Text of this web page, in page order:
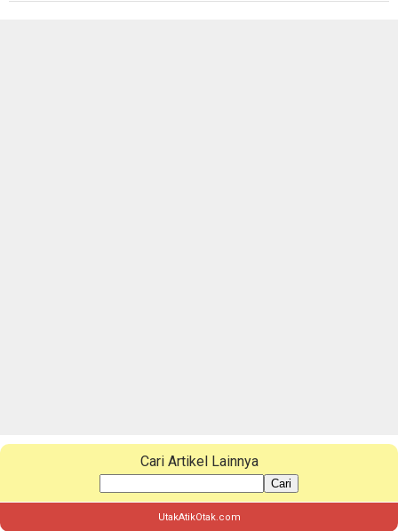
Cari Artikel Lainnya
Cari
UtakAtikOtak.com